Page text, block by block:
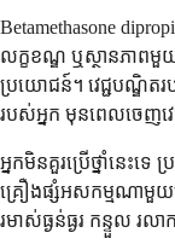
Betamethasone
លក្ខខណ្ឌ ឬស្ថានភាពមួយ
ប្រយោជន៍។ វេជ្ជបណ្ឌិតរ
របស់អ្នក មុនពេលចេញវេជ្
អ្នកមិនគួរប្រើថ្នាំនេះទ
គ្រឿងផ្សំអសកម្មណាមួយន
រមាស់ធ្ងន់ធ្ងរ កន្ទួល រល